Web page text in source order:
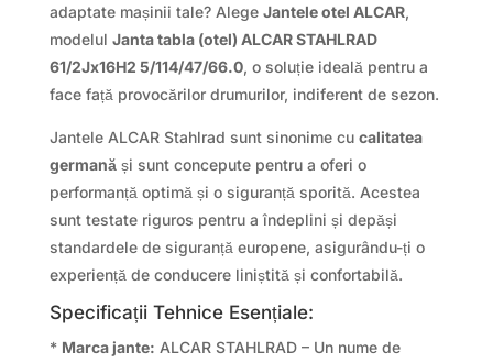
adaptate mașinii tale? Alege Jantele otel ALCAR,
modelul Janta tabla (otel) ALCAR STAHLRAD
61/2Jx16H2 5/114/47/66.0, o soluție ideală pentru a
face față provocărilor drumurilor, indiferent de sezon.
Jantele ALCAR Stahlrad sunt sinonime cu calitatea
germanăși sunt concepute pentru a oferi o
performanță optimă și o siguranță sporită. Acestea
sunt testate riguros pentru a îndeplini și depăși
standardele de siguranță europene, asigurându-ți o
experiență de conducere liniștită și confortabilă.
Specificații Tehnice Esențiale:
* Marca jante: ALCAR STAHLRAD – Un nume de